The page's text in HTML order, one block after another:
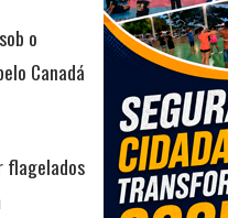
o
Canadá
flagelados